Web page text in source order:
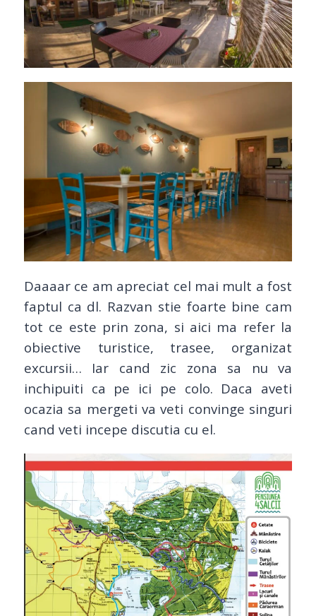
Daaaar ce am apreciat cel mai mult a fost
faptul ca dl. Razvan stie foarte bine cam
tot ce este prin zona, si aici ma refer la
obiective turistice, trasee, organizat
excursii… Iar cand zic zona sa nu va
inchipuiti ca pe ici pe colo. Daca aveti
ocazia sa mergeti va veti convinge singuri
cand veti incepe discutia cu el.